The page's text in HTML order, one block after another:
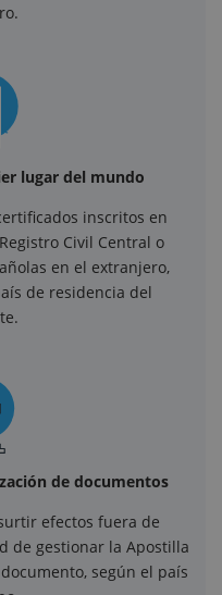
lugar del mundo
inscritos en
Civil Central o
en el extranjero,
de residencia del
de documentos
efectos fuera de
de gestionar la Apostilla
según el país